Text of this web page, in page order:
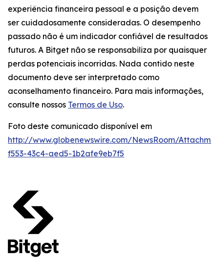
experiência financeira pessoal e a posição devem
ser cuidadosamente consideradas. O desempenho
passado não é um indicador confiável de resultados
futuros. A Bitget não se responsabiliza por quaisquer
perdas potenciais incorridas. Nada contido neste
documento deve ser interpretado como
aconselhamento financeiro. Para mais informações,
consulte nossos Termos de Uso.
Foto deste comunicado disponível em
http://www.globenewswire.com/NewsRoom/
f553-43c4-aed5-1b2afe9eb7f5